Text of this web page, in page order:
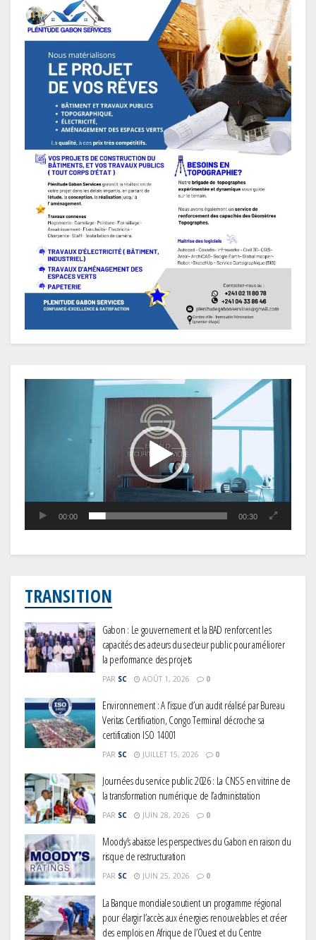
00:00 00:30
TRANSITION
Gabon : Le gouvernement et la BAD renforcent les
capacités des acteurs du secteur public pour améliorer
la performance des projets
PAR SC AOÛT 1, 2026 0
Environnement : A l’issue d’un audit réalisé par Bureau
Veritas Certification, Congo Terminal décroche sa
certification ISO 14001
PAR SC JUILLET 15, 2026 0
Journées du service public 2026 : La CNSS en vitrine de
la transformation numérique de l’administration
PAR SC JUIN 28, 2026 0
Moody’s abaisse les perspectives du Gabon en raison du
risque de restructuration
PAR SC JUIN 25, 2026 0
La Banque mondiale soutient un programme régional
pour élargir l’accès aux énergies renouvelables et créer
des emplois en Afrique de l’Ouest et du Centre